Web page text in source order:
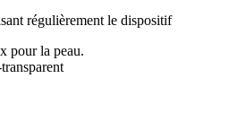
régulièrement le dispositif
pour la peau.